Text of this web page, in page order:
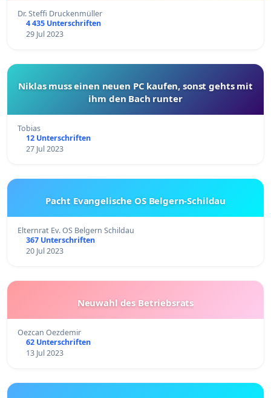
Dr. Steffi Druckenmüller
4 435 Unterschriften
29 Jul 2023
Niklas muss einen neuen PC kaufen, sonst gehts mit
ihm den Bach runter
Tobias
12 Unterschriften
27 Jul 2023
Pacht Evangelische OS Belgern-Schildau
Elternrat Ev. OS Belgern Schildau
367 Unterschriften
20 Jul 2023
Neuwahl des Betriebsrats
Oezcan Oezdemir
62 Unterschriften
13 Jul 2023